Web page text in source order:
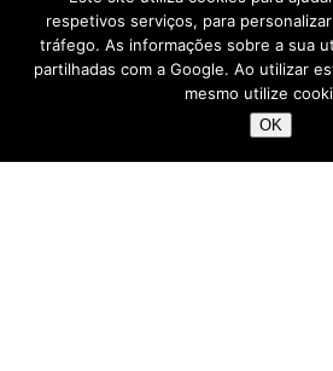
a maior festa da cidade do
intitula-se “a noite mais longa do
LER MAIS
respetivos serviços, para
tráfego. As informações sobre a sua
partilhadas com a Google. Ao utilizar
mesmo utilize
OK